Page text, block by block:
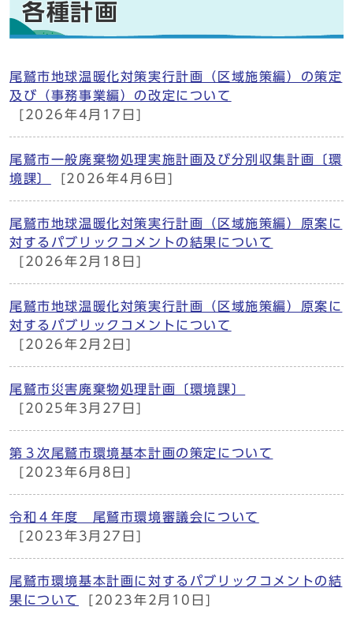
各種計画
尾鷲市地球温暖化対策実行計画（区域施策編）の策定
及び（事務事業編）の改定について
[2026年4月17日]
尾鷲市一般廃棄物処理実施計画及び分別収集計画〔環
境課〕
[2026年4月6日]
尾鷲市地球温暖化対策実行計画（区域施策編）原案に
対するパブリックコメントの結果について
[2026年2月18日]
尾鷲市地球温暖化対策実行計画（区域施策編）原案に
対するパブリックコメントについて
[2026年2月2日]
尾鷲市災害廃棄物処理計画〔環境課〕
[2025年3月27日]
第３次尾鷲市環境基本計画の策定について
[2023年6月8日]
令和４年度 尾鷲市環境審議会について
[2023年3月27日]
尾鷲市環境基本計画に対するパブリックコメントの結
果について
[2023年2月10日]